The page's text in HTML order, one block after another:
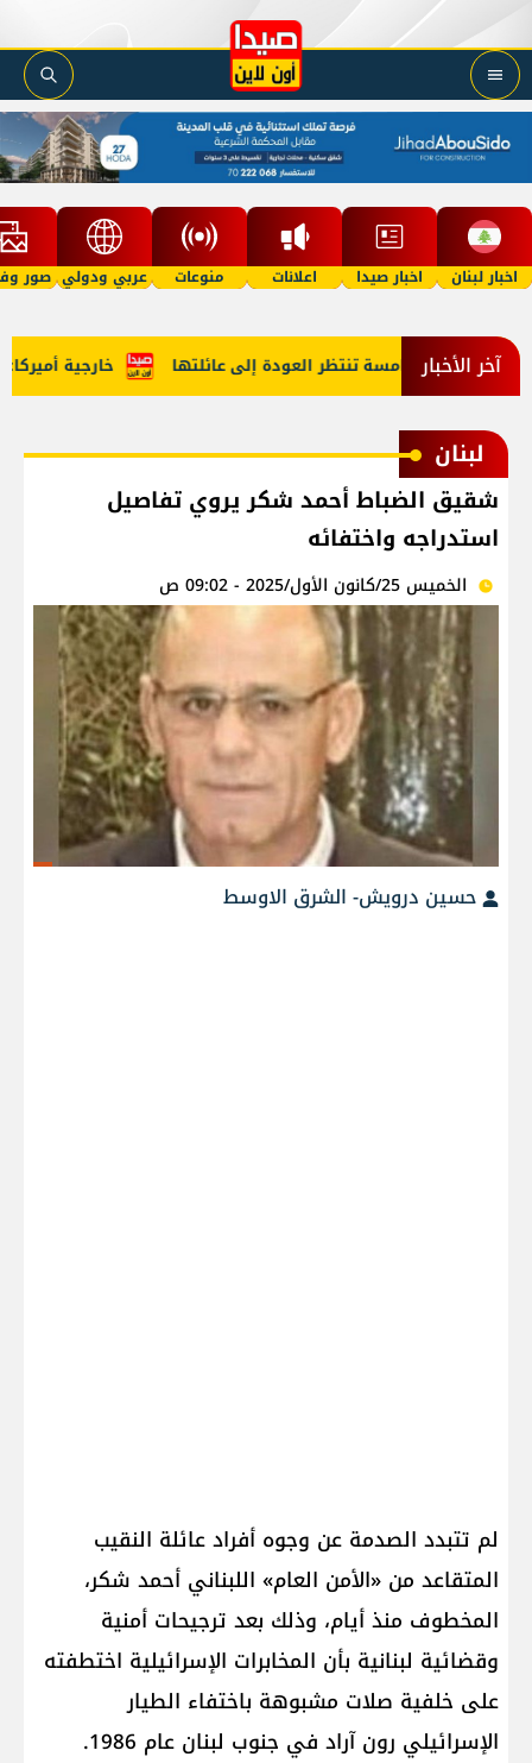
اخبار لبنان اخبار صيدا اعلانات منوعات عربي ودولي صور
آخر الأخبار خارجية أميركا: في الخامسة تنتظر العودة إلى عائلتها
لبنان
شقيق الضباط أحمد شكر يروي تفاصيل
استدراجه واختفائه
الخميس 25/كانون الأول/2025 - 09:02 ص
حسين درويش- الشرق الاوسط
لم تتبدد الصدمة عن وجوه أفراد عائلة النقيب
المتقاعد من «الأمن العام» اللبناني أحمد شكر،
المخطوف منذ أيام، وذلك بعد ترجيحات أمنية
وقضائية لبنانية بأن المخابرات الإسرائيلية اختطفته
على خلفية صلات مشبوهة باختفاء الطيار
الإسرائيلي رون آراد في جنوب لبنان عام 1986.